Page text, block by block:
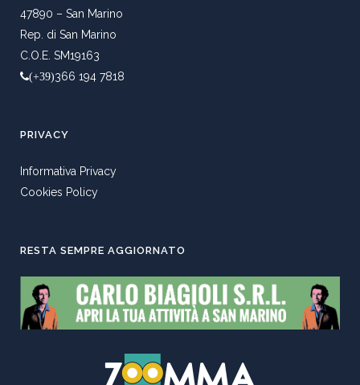
47890 – San Marino
Rep. di San Marino
C.O.E. SM19163
(+39)366 194 7818
PRIVACY
Informativa Privacy
Cookies Policy
RESTA SEMPRE AGGIORNATO